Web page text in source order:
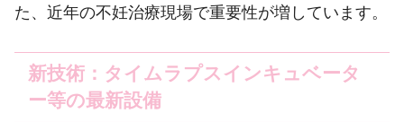
た、近年の不妊治療現場で重要性が増しています。
新技術：タイムラプスインキュベータ
ー等の最新設備